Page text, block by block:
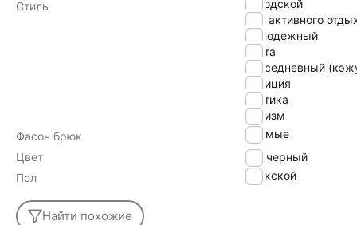
Стиль
городской
для активного
молодежный
охота
повседневный
полиция
тактика
туризм
Фасон брюк
прямые
Цвет
черный
Пол
Мужской
Найти похожие